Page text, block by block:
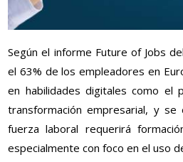
Según el informe Future of Jobs
el 63% de los empleadores en
en habilidades digitales como el
transformación empresarial, y
fuerza laboral requerirá
especialmente con foco en el uso